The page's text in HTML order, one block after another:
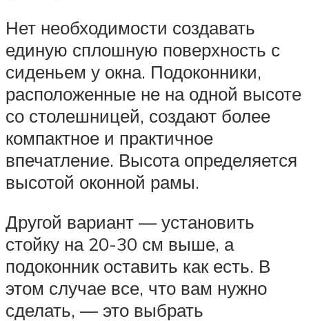
Нет необходимости создавать
единую сплошную поверхность с
сиденьем у окна. Подоконники,
расположенные не на одной высоте
со столешницей, создают более
компактное и практичное
впечатление. Высота определяется
высотой оконной рамы.
Другой вариант — установить
стойку на 20-30 см выше, а
подоконник оставить как есть. В
этом случае все, что вам нужно
сделать, — это выбрать